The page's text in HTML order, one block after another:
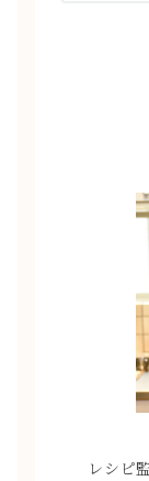
レシピ